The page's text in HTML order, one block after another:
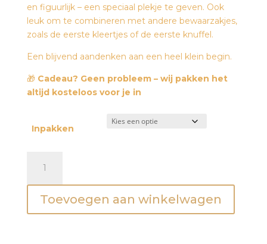
en figuurlijk – een speciaal plekje te geven. Ook
leuk om te combineren met andere bewaarzakjes,
zoals de eerste kleertjes of de eerste knuffel.
Een blijvend aandenken aan een heel klein begin.
🎁 Cadeau? Geen probleem – wij pakken het
altijd kosteloos voor je in
Inpakken
'mijn
eerste
schoentjes'
Toevoegen aan winkelwagen